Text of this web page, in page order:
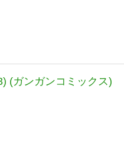
(ガンガンコミックス)